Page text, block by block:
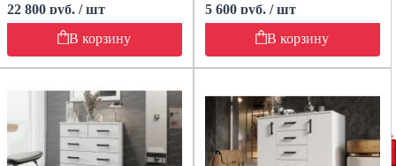
22 800 руб. / шт
В корзину
5 600 руб. / шт
В корзину